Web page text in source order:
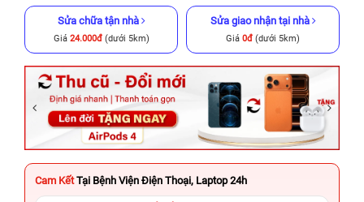
Sửa chữa tận nhà
Giá 24.000đ(dưới 5km)
Sửa giao nhận tại nhà
Giá 0đ (dưới 5km)
Cam Kết Tại Bệnh Viện Điện Thoại, Laptop 24h